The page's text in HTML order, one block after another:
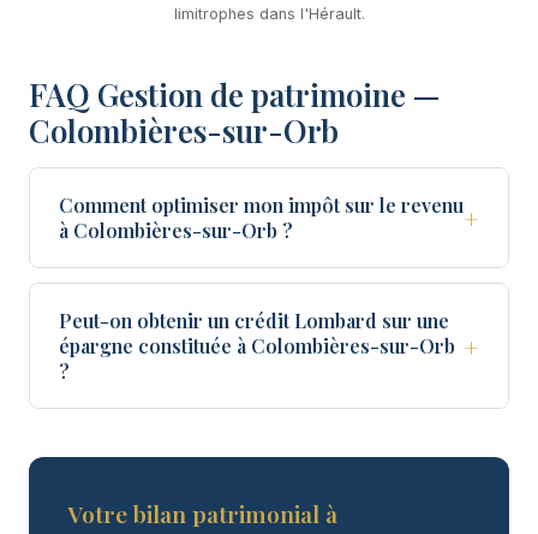
limitrophes dans l'Hérault.
FAQ Gestion de patrimoine —
Colombières-sur-Orb
Comment optimiser mon impôt sur le revenu
à Colombières-sur-Orb ?
+
Peut-on obtenir un crédit Lombard sur une
épargne constituée à Colombières-sur-Orb
?
+
Votre bilan patrimonial à